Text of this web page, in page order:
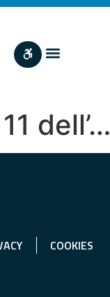
dell’…
COOKIES